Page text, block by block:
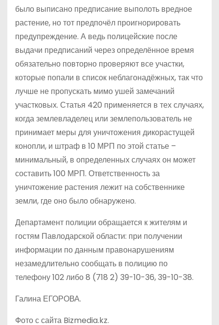
было выписано предписание выполоть вредное
растение, но тот предпочёл проигнорировать
предупреждение. А ведь полицейские после
выдачи предписаний через определённое время
обязательно повторно проверяют все участки,
которые попали в список неблагонадёжных, так что
лучше не пропускать мимо ушей замечаний
участковых. Статья 420 применяется в тех случаях,
когда землевладелец или землепользователь не
принимает меры для уничтожения дикорастущей
конопли, и штраф в 10 МРП по этой статье –
минимальный, в определенных случаях он может
составить 100 МРП. Ответственность за
уничтожение растения лежит на собственнике
земли, где оно было обнаружено.
Департамент полиции обращается к жителям и
гостям Павлодарской области: при получении
информации по данным правонарушениям
незамедлительно сообщать в полицию по
телефону 102 либо 8 (718 2) 39-10-36, 39-10-38.
Галина ЕГОРОВА.
Фото с сайта Bizmedia.kz.